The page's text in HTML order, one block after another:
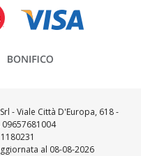
- Viale Città D'Europa, 618 -
09657681004
al 08-08-2026